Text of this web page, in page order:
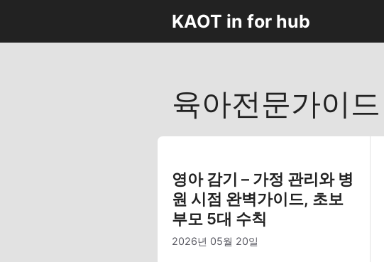
츠
KAOT in for hub
육아전문가이드
영아 감기 – 가정 관리와 병
원 시점 완벽가이드, 초보
부모 5대 수칙
2026년 05월 20일